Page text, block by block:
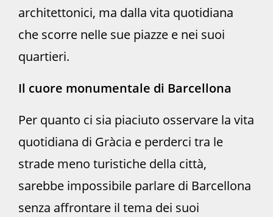
architettonici, ma dalla vita quotidiana
che scorre nelle sue piazze e nei suoi
quartieri.
Il cuore monumentale di Barcellona
Per quanto ci sia piaciuto osservare la vita
quotidiana di Gràcia e perderci tra le
strade meno turistiche della città,
sarebbe impossibile parlare di Barcellona
senza affrontare il tema dei suoi